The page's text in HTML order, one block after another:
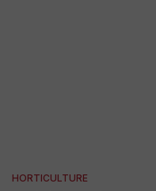
HORTICULTURE